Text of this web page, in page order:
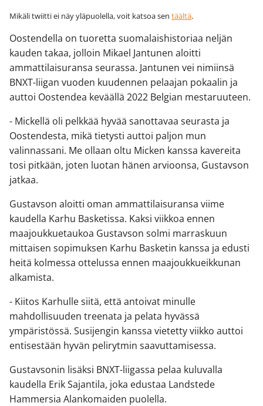
Mikäli twiitti ei näy yläpuolella, voit katsoa sen täältä.
Oostendella on tuoretta suomalaishistoriaa neljän
kauden takaa, jolloin Mikael Jantunen aloitti
ammattilaisuransa seurassa. Jantunen vei nimiinsä
BNXT-liigan vuoden kuudennen pelaajan pokaalin ja
auttoi Oostendea keväällä 2022 Belgian mestaruuteen.
- Mickellä oli pelkkää hyvää sanottavaa seurasta ja
Oostendesta, mikä tietysti auttoi paljon mun
valinnassani. Me ollaan oltu Micken kanssa kavereita
tosi pitkään, joten luotan hänen arvioonsa, Gustavson
jatkaa.
Gustavson aloitti oman ammattilaisuransa viime
kaudella Karhu Basketissa. Kaksi viikkoa ennen
maajoukkuetaukoa Gustavson solmi marraskuun
mittaisen sopimuksen Karhu Basketin kanssa ja edusti
heitä kolmessa ottelussa ennen maajoukkueikkunan
alkamista.
- Kiitos Karhulle siitä, että antoivat minulle
mahdollisuuden treenata ja pelata hyvässä
ympäristössä. Susijengin kanssa vietetty viikko auttoi
entisestään hyvän pelirytmin saavuttamisessa.
Gustavsonin lisäksi BNXT-liigassa pelaa kuluvalla
kaudella Erik Sajantila, joka edustaa Landstede
Hammersia Alankomaiden puolella.